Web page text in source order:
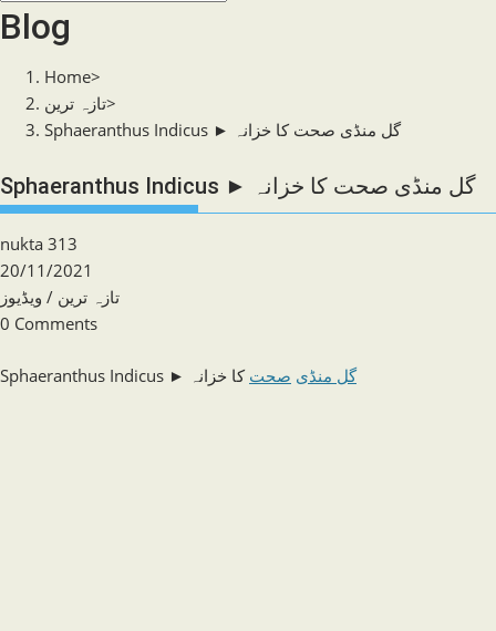
search
this
website
Blog
Home>
تازہ ترین>
Sphaeranthus Indicus ► گل منڈی صحت کا خزانہ
Sphaeranthus Indicus ► گل منڈی صحت کا خزانہ
Post
author:
nukta 313
Post
published:
20/11/2021
Post
category:
تازہ ترین / ویڈیوز
Post
0 Comments
Sphaeranthus Indicus ► گل منڈی صحت کا خزانہ